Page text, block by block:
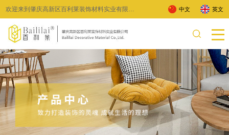
欢迎来到肇庆高新区百利莱装饰材料实业有限公
司 !
中文 英文